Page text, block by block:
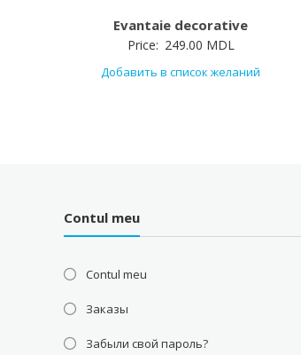
Evantaie decorative
Price: 249.00 MDL
Добавить в список желаний
Contul meu
Contul meu
Заказы
Забыли свой пароль?